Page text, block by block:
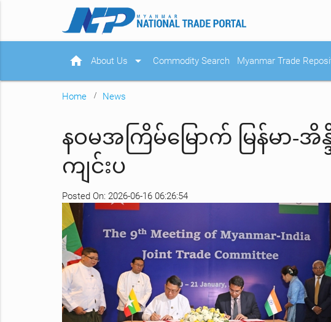
home About Us arrow_drop_down Commodity Search Myanmar Trade
Home News
နဝမအကြိမ်မြောက် မြန်မာ
ကျင်းပ
Posted On: 2026-06-16 06:26:54